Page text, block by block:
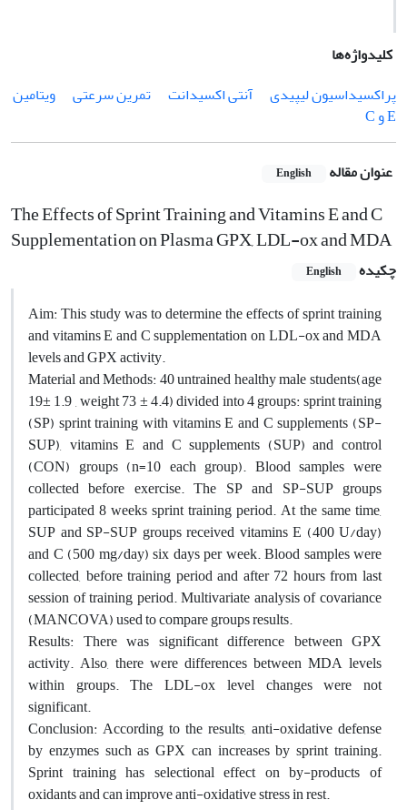
کلیدواژه‌ها
پراکسیداسیون لیپیدی
آنتی اکسیدانت تمرین سرعتی
ویتامین
E و C
عنوان مقاله English
The Effects of Sprint Training and Vitamins E and C
Supplementation on Plasma GPX, LDL-ox and MDA
چکیده English
Aim: This study was to determine the effects of sprint training
and vitamins E and C supplementation on LDL-ox and MDA
levels and GPX activity.
Material and Methods: 40 untrained healthy male students(age
19± 1.9 , weight 73 ± 4.4) divided into 4 groups: sprint training
(SP) sprint training with vitamins E and C supplements (SP-
SUP), vitamins E and C supplements (SUP) and control
(CON) groups (n=10 each group). Blood samples were
collected before exercise. The SP and SP-SUP groups
participated 8 weeks sprint training period. At the same time,
SUP and SP-SUP groups received vitamins E (400 U/day)
and C (500 mg/day) six days per week. Blood samples were
collected, before training period and after 72 hours from last
session of training period. Multivariate analysis of covariance
(MANCOVA) used to compare groups results.
Results: There was significant difference between GPX
activity. Also, there were differences between MDA levels
within groups. The LDL-ox level changes were not
significant.
Conclusion: According to the results, anti-oxidative defense
by enzymes such as GPX can increases by sprint training.
Sprint training has selectional effect on by-products of
oxidants and can improve anti-oxidative stress in rest.